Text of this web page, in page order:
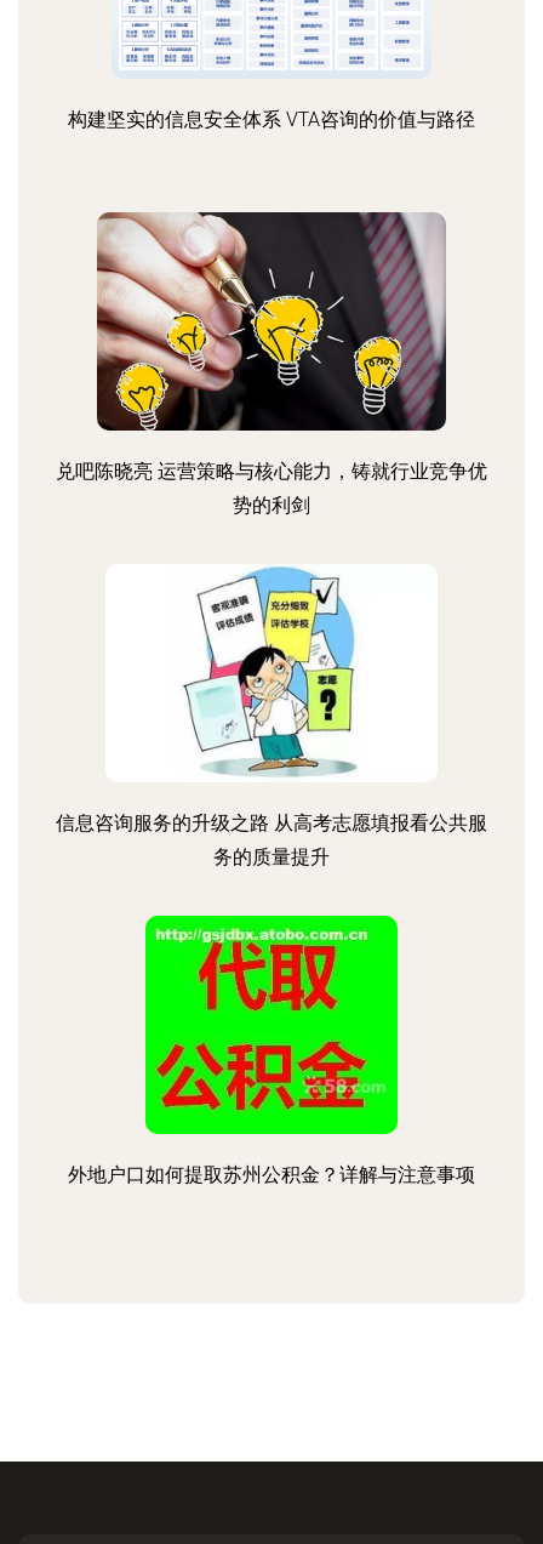
构建坚实的信息安全体系 VTA咨询的价值与路径
兑吧陈晓亮 运营策略与核心能力，铸就行业竞争优
势的利剑
信息咨询服务的升级之路 从高考志愿填报看公共服
务的质量提升
外地户口如何提取苏州公积金？详解与注意事项